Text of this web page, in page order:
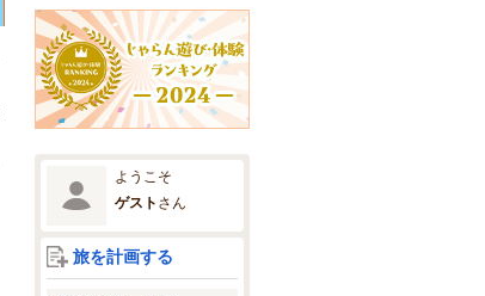
ようこそ
ゲスト さん
旅を計画する